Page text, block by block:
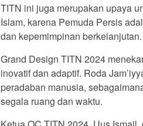
TITN ini juga merupakan upaya
Islam, karena Pemuda Persis
dan kepemimpinan berkelanjutan.
Grand Design TITN 2024
inovatif dan adaptif. Roda
peradaban manusia,
segala ruang dan waktu.